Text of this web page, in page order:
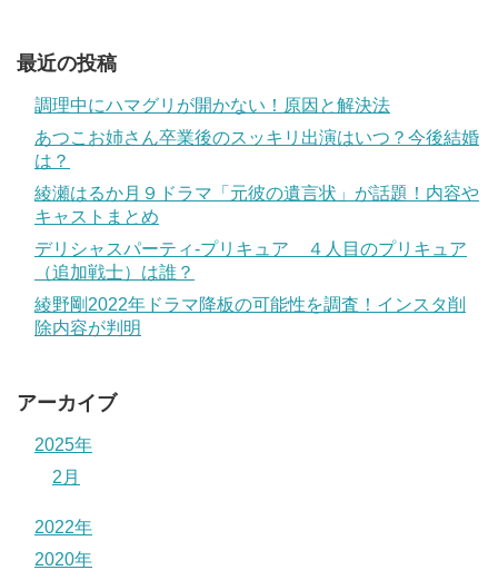
最近の投稿
調理中にハマグリが開かない！原因と解決法
あつこお姉さん卒業後のスッキリ出演はいつ？今後結婚
は？
綾瀬はるか月９ドラマ「元彼の遺言状」が話題！内容や
キャストまとめ
デリシャスパーティ-プリキュア ４人目のプリキュア
（追加戦士）は誰？
綾野剛2022年ドラマ降板の可能性を調査！インスタ削
除内容が判明
アーカイブ
2025年
2月
2022年
2020年